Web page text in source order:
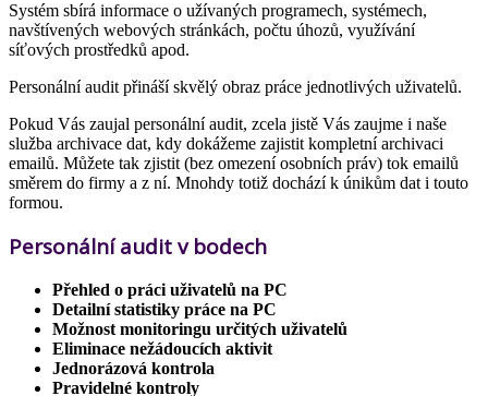
Systém sbírá informace o užívaných programech, systémech,
navštívených webových stránkách, počtu úhozů, využívání
síťových prostředků apod.
Personální audit přináší skvělý obraz práce jednotlivých uživatelů.
Pokud Vás zaujal personální audit, zcela jistě Vás zaujme i naše
služba archivace dat, kdy dokážeme zajistit kompletní archivaci
emailů. Můžete tak zjistit (bez omezení osobních práv) tok emailů
směrem do firmy a z ní. Mnohdy totiž dochází k únikům dat i touto
formou.
Personální audit v bodech
Přehled o práci uživatelů na PC
Detailní statistiky práce na PC
Možnost monitoringu určitých uživatelů
Eliminace nežádoucích aktivit
Jednorázová kontrola
Pravidelné kontroly